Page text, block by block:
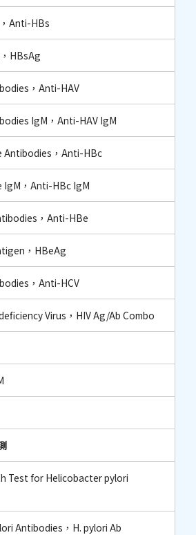
Anti-HBs
HBsAg
，Anti-HAV
IgM，Anti-HAV IgM
Antibodies，Anti-HBc​
IgM，Anti-HBc IgM​
，Anti-HBe
，HBeAg
，Anti-HCV
Virus，HIV Ag/Ab Combo
Test for Helicobacter pylori
Antibodies，H. pylori Ab